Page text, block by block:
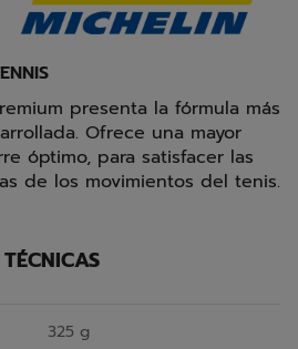
presenta la fórmula más
Ofrece una mayor
óptimo, para satisfacer las
de los movimientos del tenis.
325 g